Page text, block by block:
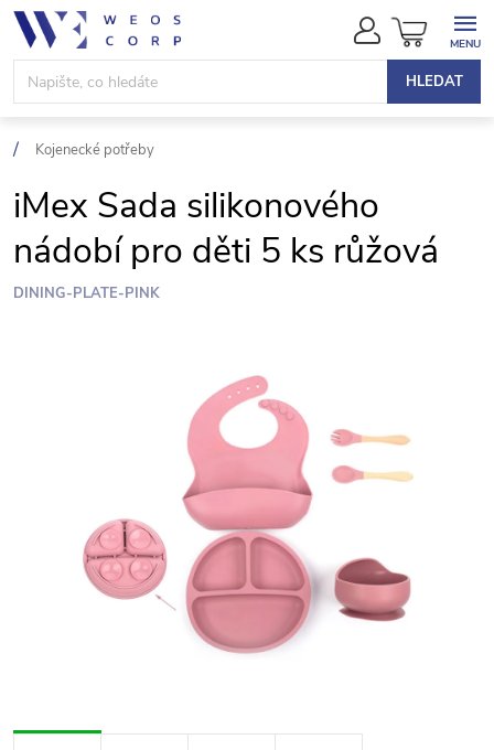
Přejít
obsah
HLEDAT
NÁKUPNÍ
KOŠÍK
Kojenecké potřeby
iMex Sada silikonového
nádobí pro děti 5 ks růžová
DINING-PLATE-PINK